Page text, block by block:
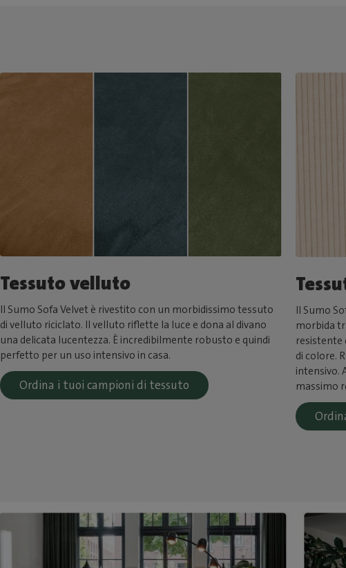
Tessuto velluto
Il Sumo Sofa Velvet è rivestito con un morbidissimo tessuto
di velluto riciclato. Il velluto riflette la luce e dona al divano
una delicata lucentezza. È incredibilmente robusto e quindi
perfetto per un uso intensivo in casa.
Ordina i tuoi campioni di tessuto
Il Sumo
morbida
resistente
di colore.
intensivo.
massimo